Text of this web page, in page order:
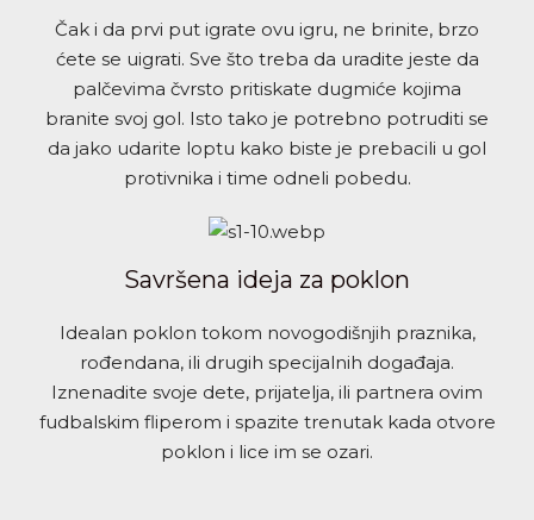
Čak i da prvi put igrate ovu igru, ne brinite, brzo
ćete se uigrati. Sve što treba da uradite jeste da
palčevima čvrsto pritiskate dugmiće kojima
branite svoj gol. Isto tako je potrebno potruditi se
da jako udarite loptu kako biste je prebacili u gol
protivnika i time odneli pobedu.
Savršena ideja za poklon
Idealan poklon tokom novogodišnjih praznika,
rođendana, ili drugih specijalnih događaja.
Iznenadite svoje dete, prijatelja, ili partnera ovim
fudbalskim fliperom i spazite trenutak kada otvore
poklon i lice im se ozari.